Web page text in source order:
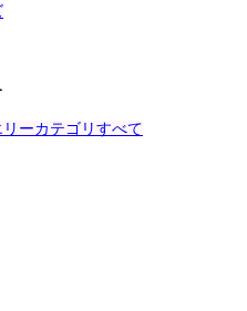
ーカテゴリすべて